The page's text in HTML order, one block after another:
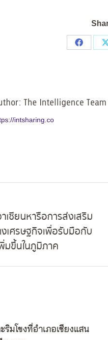
Share
The Intelligence Team
intsharing.co
เซียนหารือการส่งเสริม
เศรษฐกิจเพื่อรับมือกับ
มขึ้นในภูมิภาค
ะริมโขงที่อำเภอเชียงแสน